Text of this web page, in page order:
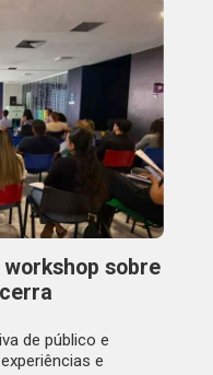
sobre
de público e
e